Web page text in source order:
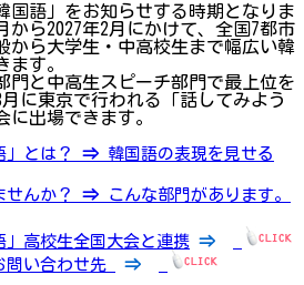
国語」をお知らせする時期となりま
から2027年2月にかけて、全国7都市
から大学生・中高校生まで幅広い韓
ます。
門と中高生スピーチ部門で最上位を
に東京で行われる「話してみよう
に出場できます。
」とは？ ⇒ 韓国語の表現を見せる
せんか？
⇒ こんな部門があります。
」高校生全国大会と連携 ⇒
問い合わせ先
⇒